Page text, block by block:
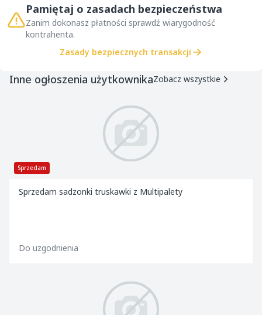
Pamiętaj o zasadach bezpieczeństwa
Zanim dokonasz płatności sprawdź wiarygodność
kontrahenta.
Zasady bezpiecznych transakcji
Inne ogłoszenia użytkownikaZobacz wszystkie
Sprzedam
Sprzedam sadzonki truskawki z Multipalety
Do uzgodnienia